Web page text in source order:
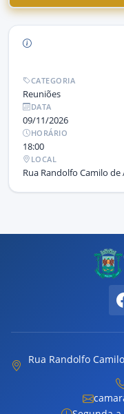
CATEGORIA
Reuniões
DATA
09/11/2026
HORÁRIO
18:00
LOCAL
Rua Randolfo Camilo
Rua Randolfo